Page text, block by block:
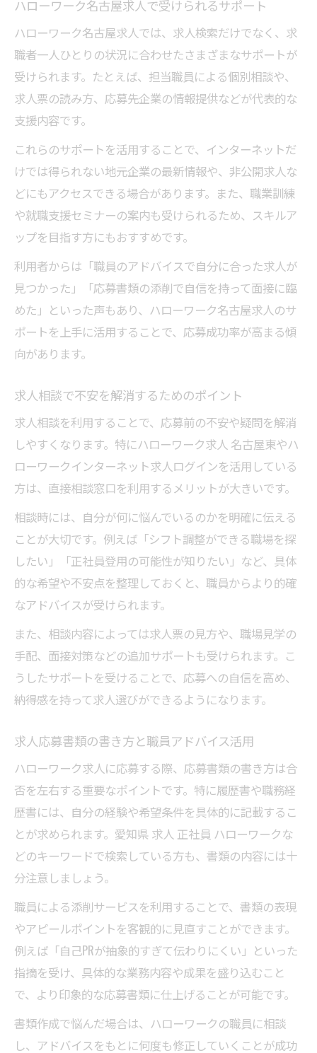
ハローワーク名古屋求人で受けられるサポート
ハローワーク名古屋求人では、求人検索だけでなく、求
職者一人ひとりの状況に合わせたさまざまなサポートが
受けられます。たとえば、担当職員による個別相談や、
求人票の読み方、応募先企業の情報提供などが代表的な
支援内容です。
これらのサポートを活用することで、インターネットだ
けでは得られない地元企業の最新情報や、非公開求人な
どにもアクセスできる場合があります。また、職業訓練
や就職支援セミナーの案内も受けられるため、スキルア
ップを目指す方にもおすすめです。
利用者からは「職員のアドバイスで自分に合った求人が
見つかった」「応募書類の添削で自信を持って面接に臨
めた」といった声もあり、ハローワーク名古屋求人のサ
ポートを上手に活用することで、応募成功率が高まる傾
向があります。
求人相談で不安を解消するためのポイント
求人相談を利用することで、応募前の不安や疑問を解消
しやすくなります。特にハローワーク求人 名古屋東やハ
ローワークインターネット求人ログインを活用している
方は、直接相談窓口を利用するメリットが大きいです。
相談時には、自分が何に悩んでいるのかを明確に伝える
ことが大切です。例えば「シフト調整ができる職場を探
したい」「正社員登用の可能性が知りたい」など、具体
的な希望や不安点を整理しておくと、職員からより的確
なアドバイスが受けられます。
また、相談内容によっては求人票の見方や、職場見学の
手配、面接対策などの追加サポートも受けられます。こ
うしたサポートを受けることで、応募への自信を高め、
納得感を持って求人選びができるようになります。
求人応募書類の書き方と職員アドバイス活用
ハローワーク求人に応募する際、応募書類の書き方は合
否を左右する重要なポイントです。特に履歴書や職務経
歴書には、自分の経験や希望条件を具体的に記載するこ
とが求められます。愛知県 求人 正社員 ハローワークな
どのキーワードで検索している方も、書類の内容には十
分注意しましょう。
職員による添削サービスを利用することで、書類の表現
やアピールポイントを客観的に見直すことができます。
例えば「自己PRが抽象的すぎて伝わりにくい」といった
指摘を受け、具体的な業務内容や成果を盛り込むこと
で、より印象的な応募書類に仕上げることが可能です。
書類作成で悩んだ場合は、ハローワークの職員に相談
し、アドバイスをもとに何度も修正していくことが成功